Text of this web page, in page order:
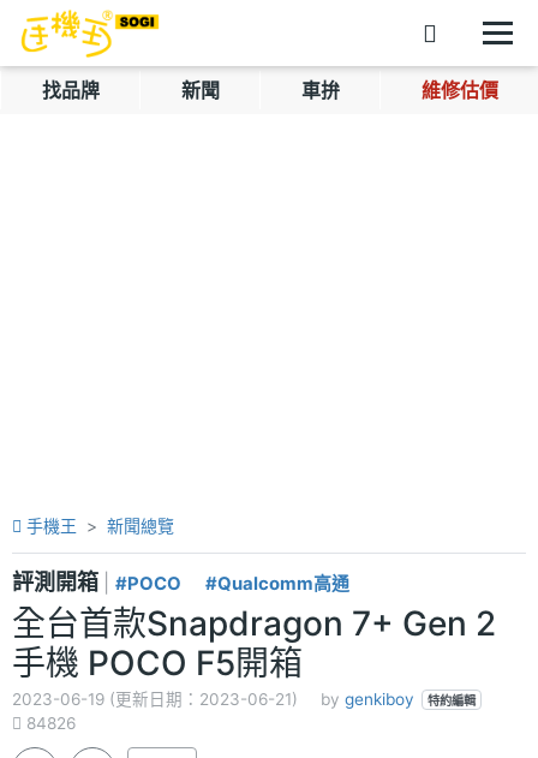
找品牌 新聞 車拚 維修估價
手機王 新聞總覽
評測開箱 #POCO #Qualcomm高通
全台首款Snapdragon 7+ Gen 2
手機 POCO F5開箱
2023-06-19 (更新日期：2023-06-21) by genkiboy 特約編輯
84826